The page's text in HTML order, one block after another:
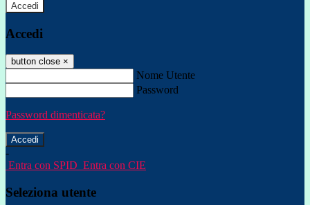
Accedi
Accedi
button close ×
Nome Utente
Password
Password dimenticata?
-
Entra con SPID Entra con CIE
Seleziona utente